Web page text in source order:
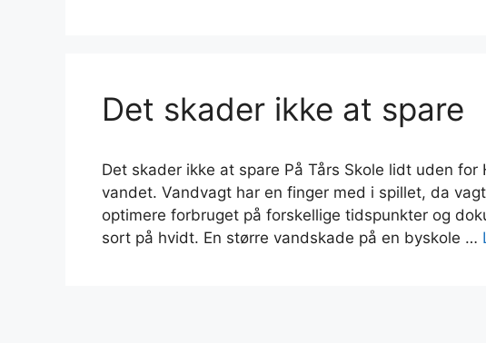
Det skader ikke at spare
Det skader ikke at spare På Tårs Skole lidt uden
vandet. Vandvagt har en finger med i spillet, da
optimere forbruget på forskellige tidspunkter og
sort på hvidt. En større vandskade på en byskole …